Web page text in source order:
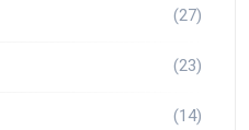
(27)
(23)
(14)